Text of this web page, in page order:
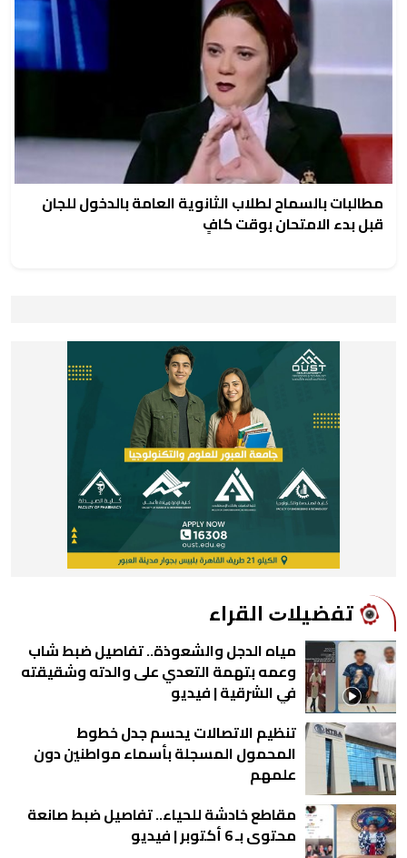
مطالبات بالسماح لطلاب الثانوية العامة بالدخول للجان
قبل بدء الامتحان بوقت كافٍ
ﺗﻔﻀﻴﻼﺕ اﻟﻘﺮاء
مياه الدجل والشعوذة.. تفاصيل ضبط شاب
وعمه بتهمة التعدي على والدته وشقيقته
في الشرقية | فيديو
تنظيم الاتصالات يحسم جدل خطوط
المحمول المسجلة بأسماء مواطنين دون
علمهم
مقاطع خادشة للحياء.. تفاصيل ضبط صانعة
محتوى بـ 6 أكتوبر | فيديو